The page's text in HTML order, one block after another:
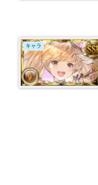
キャラ